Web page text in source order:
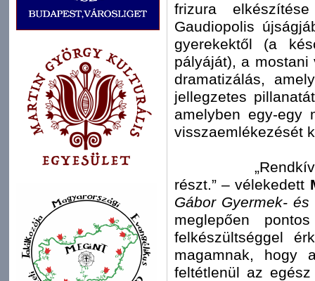
frizura
Gaudiopolis
gyerekektől (a
pályáját), a
dramatizálás,
jellegzetes
amelyben egy-egy
visszaemlékezését
„Rendkívül
részt.” – vélekedett
Gábor Gyermek-
meglepően
felkészültséggel
magamnak, hogy
feltétlenül az